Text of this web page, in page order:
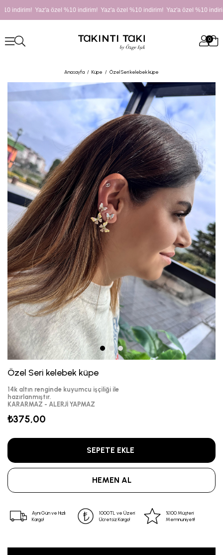
indirim! Yaz'a özel %10 indirim! Yaz'a özel %10 indirim! Yaz'a özel %10
0
Anasayfa Küpe Özel Seri kelebek küpe
Özel Seri kelebek küpe
14k altın renginde kuyumcu işçiliği ile
hazırlanmıştır.
KARARMAZ - ALERJİ YAPMAZ
₺375,00
Aynı Gün ve Hızlı
Kargo!
1000TL ve Üzeri
Ücretsiz Kargo!
%100 Müşteri
Memnuniyeti!